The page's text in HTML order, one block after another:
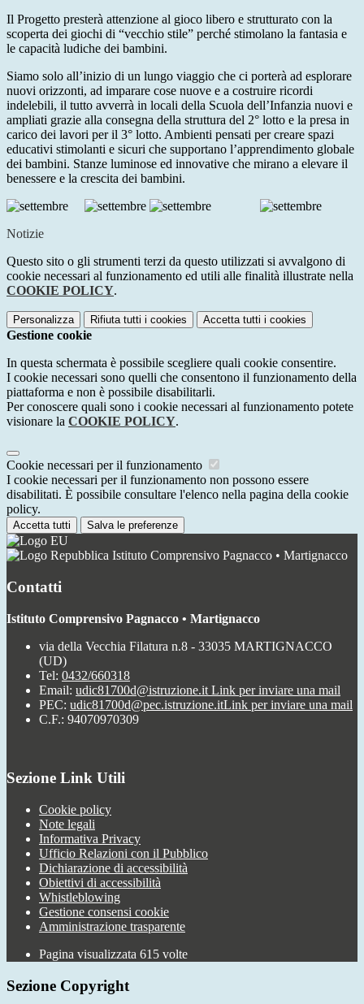
Il Progetto presterà attenzione al gioco libero e strutturato con la
scoperta dei giochi di “vecchio stile” perché stimolano la fantasia e
le capacità ludiche dei bambini.
Siamo solo all’inizio di un lungo viaggio che ci porterà ad esplorare
nuovi orizzonti, ad imparare cose nuove e a costruire ricordi
indelebili, il tutto avverrà in locali della Scuola dell’Infanzia nuovi e
ampliati grazie alla consegna della struttura del 2° lotto e la presa in
carico dei lavori per il 3° lotto. Ambienti pensati per creare spazi
educativi stimolanti e sicuri che supportano l’apprendimento globale
dei bambini. Stanze luminose ed innovative che mirano a elevare il
benessere e la crescita dei bambini.
Notizie
Questo sito o gli strumenti terzi da questo utilizzati si avvalgono di
cookie necessari al funzionamento ed utili alle finalità illustrate nella
COOKIE POLICY.
Personalizza Rifiuta tutti i cookies Accetta tutti i cookies
Gestione cookie
In questa schermata è possibile scegliere quali cookie consentire.
I cookie necessari sono quelli che consentono il funzionamento della
piattaforma e non è possibile disabilitarli.
Per conoscere quali sono i cookie necessari al funzionamento potete
visionare la COOKIE POLICY.
Cookie necessari per il funzionamento
I cookie necessari per il funzionamento non possono essere
disabilitati. È possibile consultare l'elenco nella pagina della cookie
policy.
Accetta tutti Salva le preferenze
Istituto Comprensivo Pagnacco • Martignacco
Contatti
Istituto Comprensivo Pagnacco • Martignacco
via della Vecchia Filatura n.8 - 33035 MARTIGNACCO
(UD)
Tel: 0432/660318
Email: udic81700d@istruzione.it Link per inviare una mail
PEC: udic81700d@pec.istruzione.itLink per inviare una mail
C.F.: 94070970309
Sezione Link Utili
Cookie policy
Note legali
Informativa Privacy
Ufficio Relazioni con il Pubblico
Dichiarazione di accessibilità
Obiettivi di accessibilità
Whistleblowing
Gestione consensi cookie
Amministrazione trasparente
Pagina visualizzata 615 volte
Sezione Copyright